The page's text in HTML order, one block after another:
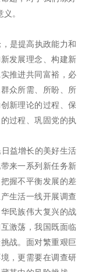
。
是提高执政能力和
发展理念、构建新
推进共同富裕，必
众所需、所盼、所
新理论的过程、保
过程、巩固党的执
益增长的美好生活
来一系列新任务新
握不平衡发展的差
生活一线开展调查
民族伟大复兴的战
激荡，我国既面临
战。面对繁重艰巨
，更需要在调查研